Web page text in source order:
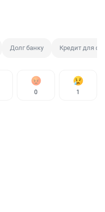
Долг банку Кредит для
0 1